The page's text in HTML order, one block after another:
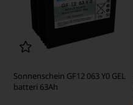
Sonnenschein GF12 063 Y0 GEL
batteri 63Ah